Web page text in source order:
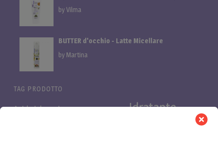
by Vilma
BUTTER d'occhio - Latte Micellare
by Martina
TAG PRODOTTO
Acido ialuronico BifasicaIdratante